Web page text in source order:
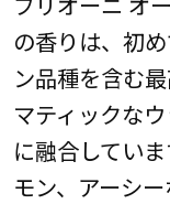
の香りは、初
ン品種を含む
マティックな
に融合してい
モン、アーシ